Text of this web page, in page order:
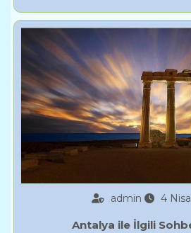
admin 4
Antalya ile İlgili